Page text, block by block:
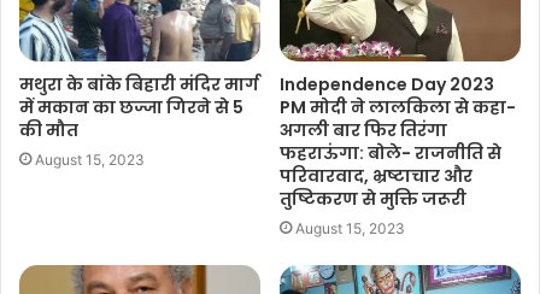
मथुरा के बांके बिहारी मंदिर मार्ग
में मकान का छज्जा गिरने से 5
की मौत
August 15, 2023
Independence Day 2023
PM मोदी ने लालकिला से कहा-
अगली बार फिर तिरंगा
फहराऊंगा: बोले- राजनीति से
परिवारवाद, भ्रष्टाचार और
तुष्टिकरण से मुक्ति जरूरी
August 15, 2023